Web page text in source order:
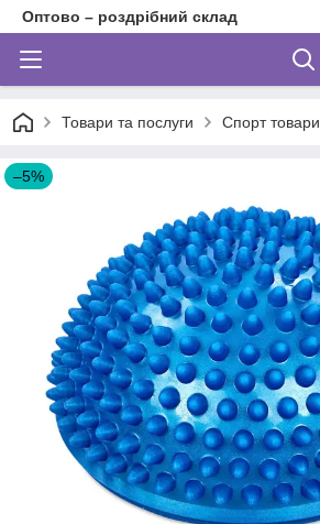
Оптово – роздрібний склад
Товари та послуги Спорт товари
–5%